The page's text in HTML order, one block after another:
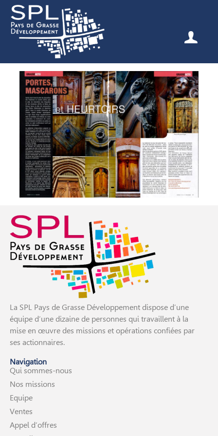
La SPL Pays de Grasse Développement dispose d’une
équipe d’une dizaine de personnes qui travaillent à la
mise en œuvre des missions et opérations confiées par
ses actionnaires.
Navigation
Qui sommes-nous
Nos missions
Equipe
Ventes
Appel d’offres